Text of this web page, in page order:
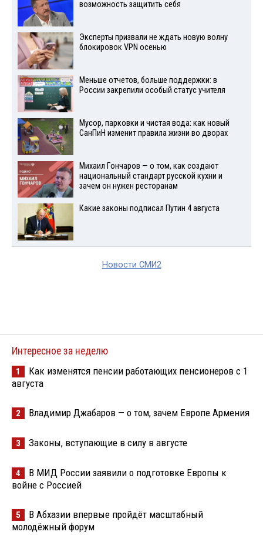
возможность защитить себя
Эксперты призвали не ждать новую волну
блокировок VPN осенью
Меньше отчетов, больше поддержки: в
России закрепили особый статус учителя
Мусор, парковки и чистая вода: как новый
СанПиН изменит правила жизни во дворах
Михаил Гончаров — о том, как создают
национальный стандарт русской кухни и
зачем он нужен ресторанам
Какие законы подписал Путин 4 августа
Новости СМИ2
Интересное за неделю
1
Как изменятся пенсии работающих пенсионеров с 1
августа
2 Владимир Джабаров — о том, зачем Европе Армения
3 Законы, вступающие в силу в августе
4
В МИД России заявили о подготовке Европы к
войне с Россией
5
В Абхазии впервые пройдёт масштабный
молодёжный форум